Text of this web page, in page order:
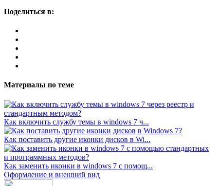
Поделиться в:
Материалы по теме
Как включить службу темы в windows 7 ч...
Как поставить другие иконки дисков в Wi...
Как заменить иконки в windows 7 с помощ...
Оформление и внешний вид